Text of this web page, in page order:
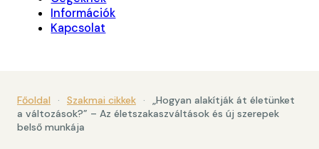
Információk
Kapcsolat
Főoldal · Szakmai cikkek ·
„Hogyan alakítják át életünket
a változások?” – Az életszakaszváltások és új szerepek
belső munkája